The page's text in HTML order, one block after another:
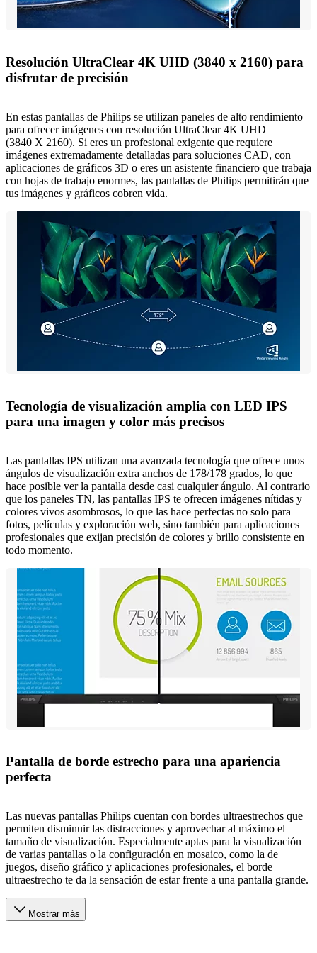
Resolución UltraClear 4K UHD (3840 x 2160) para
disfrutar de precisión
En estas pantallas de Philips se utilizan paneles de alto rendimiento
para ofrecer imágenes con resolución UltraClear 4K UHD
(3840 X 2160). Si eres un profesional exigente que requiere
imágenes extremadamente detalladas para soluciones CAD, con
aplicaciones de gráficos 3D o eres un asistente financiero que trabaja
con hojas de trabajo enormes, las pantallas de Philips permitirán que
tus imágenes y gráficos cobren vida.
Tecnología de visualización amplia con LED IPS
para una imagen y color más precisos
Las pantallas IPS utilizan una avanzada tecnología que ofrece unos
ángulos de visualización extra anchos de 178/178 grados, lo que
hace posible ver la pantalla desde casi cualquier ángulo. Al contrario
que los paneles TN, las pantallas IPS te ofrecen imágenes nítidas y
colores vivos asombrosos, lo que las hace perfectas no solo para
fotos, películas y exploración web, sino también para aplicaciones
profesionales que exijan precisión de colores y brillo consistente en
todo momento.
Pantalla de borde estrecho para una apariencia
perfecta
Las nuevas pantallas Philips cuentan con bordes ultraestrechos que
permiten disminuir las distracciones y aprovechar al máximo el
tamaño de visualización. Especialmente aptas para la visualización
de varias pantallas o la configuración en mosaico, como la de
juegos, diseño gráfico y aplicaciones profesionales, el borde
ultraestrecho te da la sensación de estar frente a una pantalla grande.
Mostrar más